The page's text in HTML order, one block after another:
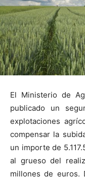
El Ministerio de
publicado un
explotaciones
compensar la
un importe de
al grueso del
millones de euros.